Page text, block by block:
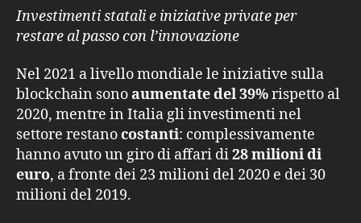
decollo
Italia
Investimenti statali e iniziative private per
restare al passo con l’innovazione
Nel 2021 a livello mondiale le iniziative sulla
blockchain sonoaumentate del 39%rispetto al
2020, mentre in Italia gli investimenti nel
settore restanocostanti: complessivamente
hanno avuto un giro di affari di28 milionidi
euro, a fronte dei 23 milioni del 2020 e dei 30
milioni del 2019.